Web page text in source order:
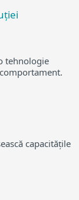
tehnologie
capacitățile